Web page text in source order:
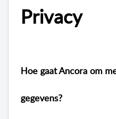
Privacy
Hoe gaat Ancora om
gegevens?